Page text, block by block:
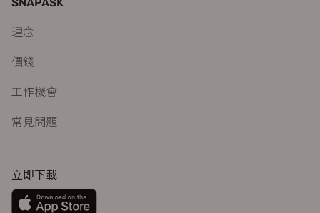
理念
價錢
工作機會
常見問題
立即下載